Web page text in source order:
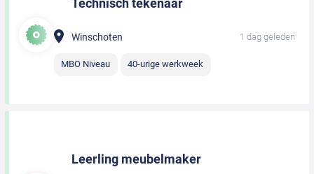
Technisch tekenaar
Winschoten 1 dag geleden
MBO Niveau 40-urige werkweek
Leerling meubelmaker